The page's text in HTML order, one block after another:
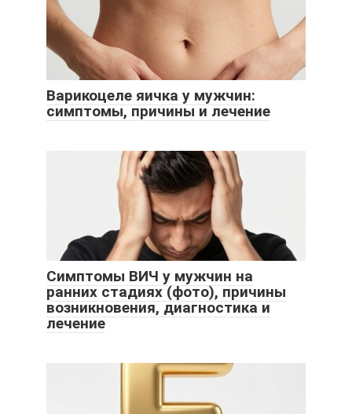
Варикоцеле яичка у мужчин:
симптомы, причины и лечение
Симптомы ВИЧ у мужчин на
ранних стадиях (фото), причины
возникновения, диагностика и
лечение